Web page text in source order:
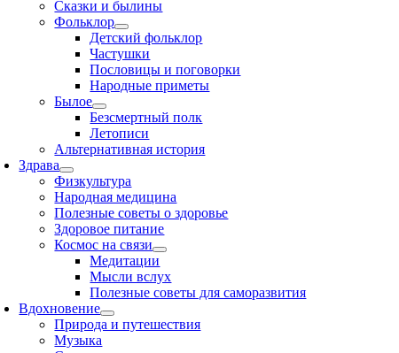
Сказки и былины
Фольклор
Детский фольклор
Частушки
Пословицы и поговорки
Народные приметы
Былое
Безсмертный полк
Летописи
Альтернативная история
Здрава
Физкультура
Народная медицина
Полезные советы о здоровье
Здоровое питание
Космос на связи
Медитации
Мысли вслух
Полезные советы для саморазвития
Вдохновение
Природа и путешествия
Музыка